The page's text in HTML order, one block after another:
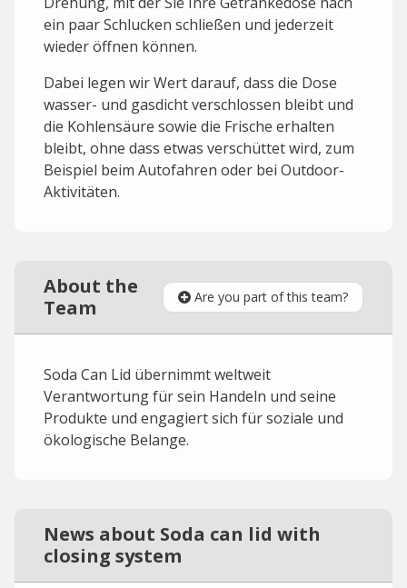
ein paar Schlucken schließen und jederzeit
wieder öffnen können.
Dabei legen wir Wert darauf, dass die Dose
wasser- und gasdicht verschlossen bleibt und
die Kohlensäure sowie die Frische erhalten
bleibt, ohne dass etwas verschüttet wird, zum
Beispiel beim Autofahren oder bei Outdoor-
Aktivitäten.
About the
Team
Are you part of this team?
Soda Can Lid übernimmt weltweit
Verantwortung für sein Handeln und seine
Produkte und engagiert sich für soziale und
ökologische Belange.
News about Soda can lid with
closing system